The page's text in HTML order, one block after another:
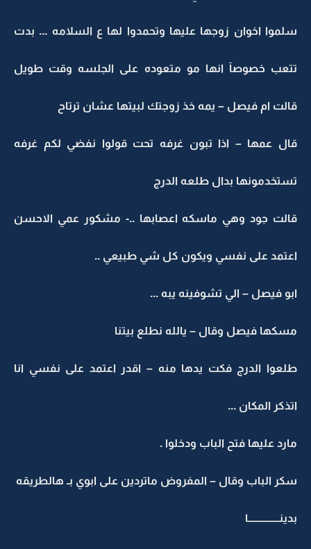
سلموا اخوان زوجها عليها وتحمدوا لها ع السلامه ... بدت
تتعب خصوصآ انها مو متعوده على الجلسه وقت طويل
قالت ام فيصل – يمه خذ زوجتك لبيتها عشان ترتاح
قال عمها – اذا تبون غرفه تحت قولوا نفضي لكم غرفه
تستخدمونها بدال طلعه الدرج
قالت جود وهي ماسكه اعصابها ..- مشكور عمي الاحسن
اعتمد على نفسي ويكون كل شي طبيعي ..
ابو فيصل – الي تشوفينه يبه ...
مسكها فيصل وقال – يالله نطلع بيتنا
طلعوا الدرج فكت يدها منه – اقدر اعتمد على نفسي انا
اتذكر المكان ...
مارد عليها فتح الباب ودخلوا .
سكر الباب وقال – المفروض ماتردين على ابوي بـ هالطريقه
بدينـــــــــــــــا